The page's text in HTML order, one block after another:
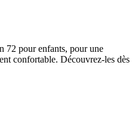
72 pour enfants, pour une
confortable. Découvrez-les dès